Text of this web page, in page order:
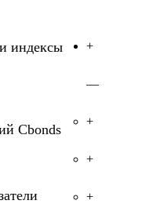
индексы
+
Cbonds
—
+
+
+